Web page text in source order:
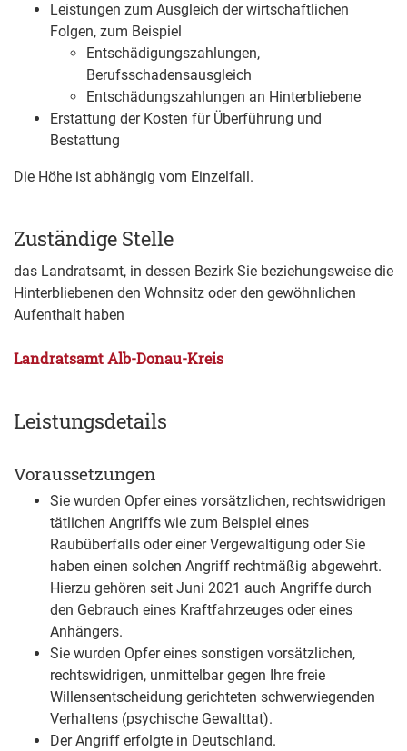
Leistungen zum Ausgleich der wirtschaftlichen
Folgen, zum Beispiel
Entschädigungszahlungen,
Berufsschadensausgleich
Entschädungszahlungen an Hinterbliebene
Erstattung der Kosten für Überführung und
Bestattung
Die Höhe ist abhängig vom Einzelfall.
Zuständige Stelle
das Landratsamt, in dessen Bezirk Sie beziehungsweise die
Hinterbliebenen den Wohnsitz oder den gewöhnlichen
Aufenthalt haben
Landratsamt Alb-Donau-Kreis
Leistungsdetails
Voraussetzungen
Sie wurden Opfer eines vorsätzlichen, rechtswidrigen
tätlichen Angriffs wie zum Beispiel eines
Raubüberfalls oder einer Vergewaltigung oder Sie
haben einen solchen Angriff rechtmäßig abgewehrt.
Hierzu gehören seit Juni 2021 auch Angriffe durch
den Gebrauch eines Kraftfahrzeuges oder eines
Anhängers.
Sie wurden Opfer eines sonstigen vorsätzlichen,
rechtswidrigen, unmittelbar gegen Ihre freie
Willensentscheidung gerichteten schwerwiegenden
Verhaltens (psychische Gewalttat).
Der Angriff erfolgte in Deutschland.